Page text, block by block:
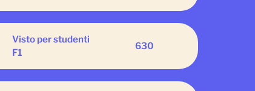
Visto per studenti
F1
630